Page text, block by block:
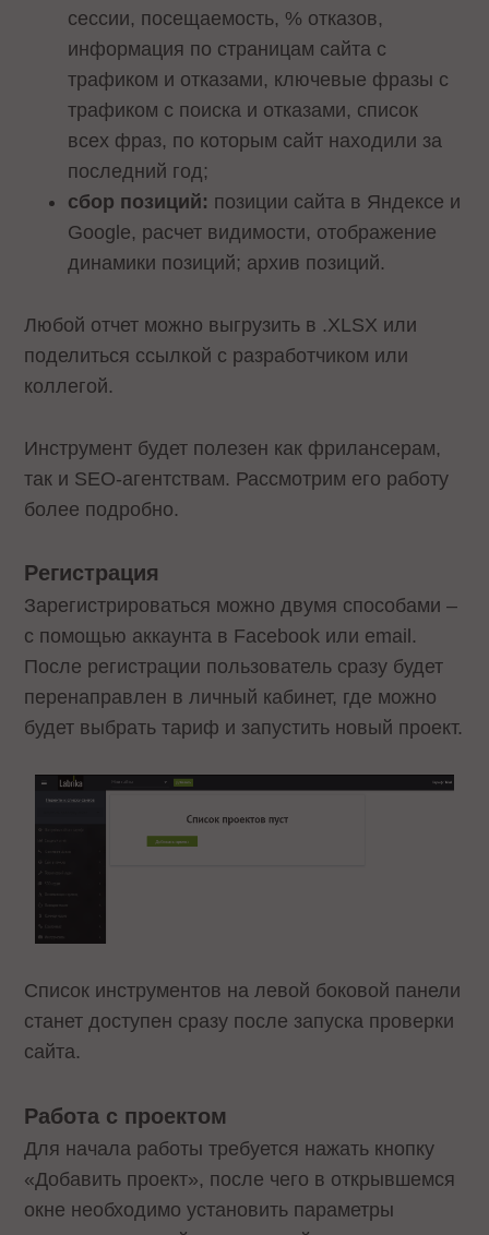
сессии, посещаемость, % отказов,
информация по страницам сайта с
трафиком и отказами, ключевые фразы с
трафиком с поиска и отказами, список
всех фраз, по которым сайт находили за
последний год;
сбор позиций: позиции сайта в Яндексе и
Google, расчет видимости, отображение
динамики позиций; архив позиций.
Любой отчет можно выгрузить в .XLSX или
поделиться ссылкой с разработчиком или
коллегой.
Инструмент будет полезен как фрилансерам,
так и SEO-агентствам. Рассмотрим его работу
более подробно.
Регистрация
Зарегистрироваться можно двумя способами –
с помощью аккаунта в Facebook или email.
После регистрации пользователь сразу будет
перенаправлен в личный кабинет, где можно
будет выбрать тариф и запустить новый проект.
Список инструментов на левой боковой панели
станет доступен сразу после запуска проверки
сайта.
Работа с проектом
Для начала работы требуется нажать кнопку
«Добавить проект», после чего в открывшемся
окне необходимо установить параметры